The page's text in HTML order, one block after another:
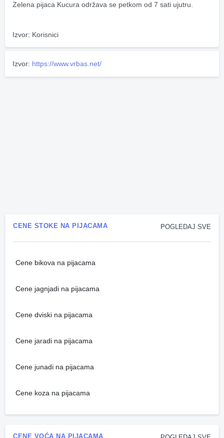
Zelena pijaca Kucura održava se petkom od 7 sati ujutru.
Izvor: Korisnici
Izvor: https://www.vrbas.net/
POGLEDAJ SVE
CENE STOKE NA PIJACAMA
Cene bikova na pijacama
Cene jagnjadi na pijacama
Cene dviski na pijacama
Cene jaradi na pijacama
Cene junadi na pijacama
Cene koza na pijacama
CENE VOĆA NA PIJACAMA